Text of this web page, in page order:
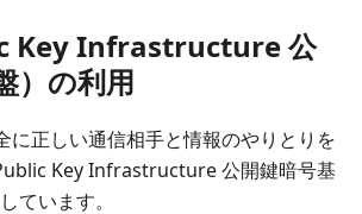
Key Infrastructure 公
）の利用
に正しい通信相手と情報のやりとりを
Key Infrastructure 公開鍵暗号基
ています。